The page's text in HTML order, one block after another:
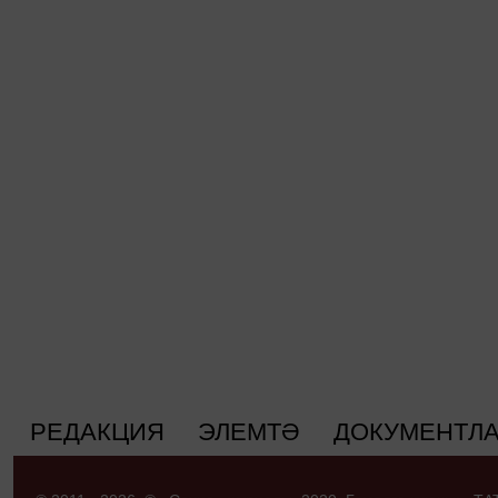
РЕДАКЦИЯ ЭЛЕМТӘ